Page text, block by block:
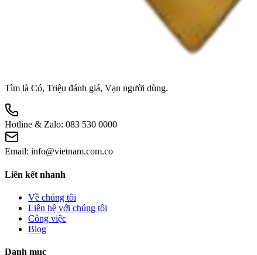
Tìm là Có, Triệu đánh giá, Vạn người dùng.
Hotline & Zalo: 083 530 0000
Email: info@vietnam.com.co
Liên kết nhanh
Về chúng tôi
Liên hệ với chúng tôi
Công việc
Blog
Danh mục